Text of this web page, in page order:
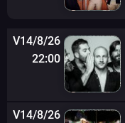
V14/8/26
22:00
V14/8/26